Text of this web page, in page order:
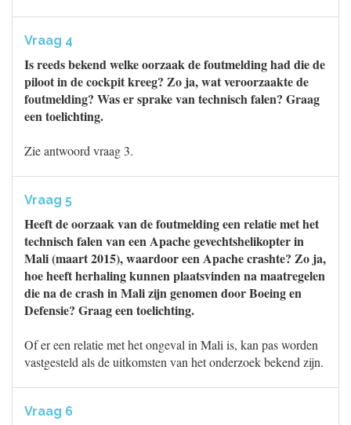
Vraag 4
Is reeds bekend welke oorzaak de foutmelding had die de
piloot in de cockpit kreeg? Zo ja, wat veroorzaakte de
foutmelding? Was er sprake van technisch falen? Graag
een toelichting.
Zie antwoord vraag 3.
Vraag 5
Heeft de oorzaak van de foutmelding een relatie met het
technisch falen van een Apache gevechtshelikopter in
Mali (maart 2015), waardoor een Apache crashte? Zo ja,
hoe heeft herhaling kunnen plaatsvinden na maatregelen
die na de crash in Mali zijn genomen door Boeing en
Defensie? Graag een toelichting.
Of er een relatie met het ongeval in Mali is, kan pas worden
vastgesteld als de uitkomsten van het onderzoek bekend zijn.
Vraag 6